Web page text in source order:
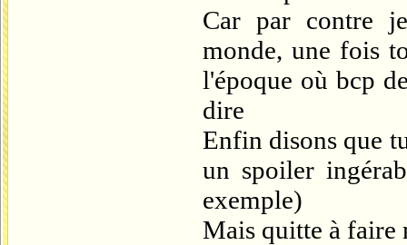
Car par contre
monde, une fois
l'époque où bcp
dire
Enfin disons que
un spoiler
exemple)
Mais quitte à faire